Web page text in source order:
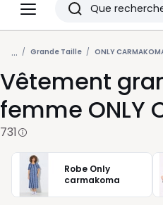
Menu
Redoute
Rechercher
Derniers
articles
vus
... Grande Taille ONLY
Vêtement
femme ONLY
731
Robe Only
carmakoma